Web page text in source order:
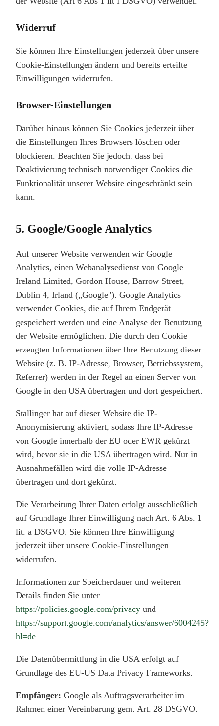
Widerruf
Sie können Ihre Einstellungen jederzeit über unsere
Cookie-Einstellungen ändern und bereits erteilte
Einwilligungen widerrufen.
Browser-Einstellungen
Darüber hinaus können Sie Cookies jederzeit über
die Einstellungen Ihres Browsers löschen oder
blockieren. Beachten Sie jedoch, dass bei
Deaktivierung technisch notwendiger Cookies die
Funktionalität unserer Website eingeschränkt sein
kann.
5. Google/Google Analytics
Auf unserer Website verwenden wir Google
Analytics, einen Webanalysedienst von Google
Ireland Limited, Gordon House, Barrow Street,
Dublin 4, Irland („Google"). Google Analytics
verwendet Cookies, die auf Ihrem Endgerät
gespeichert werden und eine Analyse der Benutzung
der Website ermöglichen. Die durch den Cookie
erzeugten Informationen über Ihre Benutzung dieser
Website (z. B. IP-Adresse, Browser, Betriebssystem,
Referrer) werden in der Regel an einen Server von
Google in den USA übertragen und dort gespeichert.
Stallinger hat auf dieser Website die IP-
Anonymisierung aktiviert, sodass Ihre IP-Adresse
von Google innerhalb der EU oder EWR gekürzt
wird, bevor sie in die USA übertragen wird. Nur in
Ausnahmefällen wird die volle IP-Adresse
übertragen und dort gekürzt.
Die Verarbeitung Ihrer Daten erfolgt ausschließlich
auf Grundlage Ihrer Einwilligung nach Art. 6 Abs. 1
lit. a DSGVO. Sie können Ihre Einwilligung
jederzeit über unsere Cookie-Einstellungen
widerrufen.
Informationen zur Speicherdauer und weiteren
Details finden Sie unter
https://policies.google.com/privacy und
https://support.google.com/analytics/answer/6004245?
hl=de
Die Datenübermittlung in die USA erfolgt auf
Grundlage des EU-US Data Privacy Frameworks.
Empfänger: Google als Auftragsverarbeiter im
Rahmen einer Vereinbarung gem. Art. 28 DSGVO.